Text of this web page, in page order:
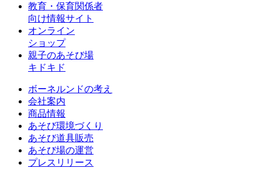
教育・保育関係者
向け情報サイト
オンライン
ショップ
親子のあそび場
キドキド
ボーネルンドの考え
会社案内
商品情報
あそび環境づくり
あそび道具販売
あそび場の運営
プレスリリース